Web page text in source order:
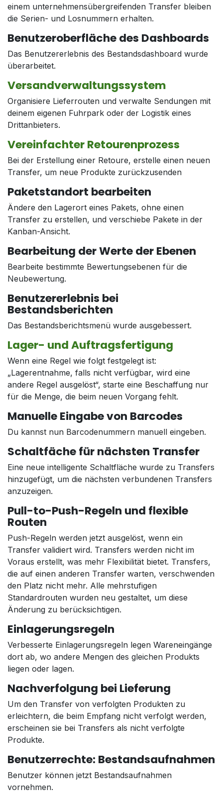
einem unternehmensübergreifenden Transfer bleiben
die Serien- und Losnummern erhalten.
Benutzeroberfläche des Dashboards
Das Benutzererlebnis des Bestandsdashboard wurde
überarbeitet.
Versandverwaltungssystem
Organisiere Lieferrouten und verwalte Sendungen mit
deinem eigenen Fuhrpark oder der Logistik eines
Drittanbieters.
Vereinfachter Retourenprozess
Bei der Erstellung einer Retoure, erstelle einen neuen
Transfer, um neue Produkte zurückzusenden
Paketstandort bearbeiten
Ändere den Lagerort eines Pakets, ohne einen
Transfer zu erstellen, und verschiebe Pakete in der
Kanban-Ansicht.
Bearbeitung der Werte der Ebenen
Bearbeite bestimmte Bewertungsebenen für die
Neubewertung.
Benutzererlebnis bei
Bestandsberichten
Das Bestandsberichtsmenü wurde ausgebessert.
Lager- und Auftragsfertigung
Wenn eine Regel wie folgt festgelegt ist:
„Lagerentnahme, falls nicht verfügbar, wird eine
andere Regel ausgelöst“, starte eine Beschaffung nur
für die Menge, die beim neuen Vorgang fehlt.
Manuelle Eingabe von Barcodes
Du kannst nun Barcodenummern manuell eingeben.
Schaltfäche für nächsten Transfer
Eine neue intelligente Schaltfläche wurde zu Transfers
hinzugefügt, um die nächsten verbundenen Transfers
anzuzeigen.
Pull-to-Push-Regeln und flexible
Routen
Push-Regeln werden jetzt ausgelöst, wenn ein
Transfer validiert wird. Transfers werden nicht im
Voraus erstellt, was mehr Flexibilität bietet. Transfers,
die auf einen anderen Transfer warten, verschwenden
den Platz nicht mehr. Alle mehrstufigen
Standardrouten wurden neu gestaltet, um diese
Änderung zu berücksichtigen.
Einlagerungsregeln
Verbesserte Einlagerungsregeln legen Wareneingänge
dort ab, wo andere Mengen des gleichen Produkts
liegen oder lagen.
Nachverfolgung bei Lieferung
Um den Transfer von verfolgten Produkten zu
erleichtern, die beim Empfang nicht verfolgt werden,
erscheinen sie bei Transfers als nicht verfolgte
Produkte.
Benutzerrechte: Bestandsaufnahmen
Benutzer können jetzt Bestandsaufnahmen
vornehmen.